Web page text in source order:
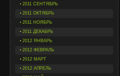
2011 СЕНТЯБРЬ
2011 ОКТЯБРЬ
2011 НОЯБРЬ
2011 ДЕКАБРЬ
2012 ЯНВАРЬ
2012 ФЕВРАЛЬ
2012 МАРТ
2012 АПРЕЛЬ